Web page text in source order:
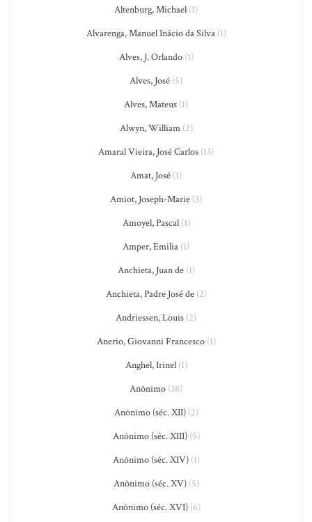
Altenburg, Michael (1)
Alvarenga, Manuel Inácio da Silva(1)
Alves, J. Orlando(1)
Alves, José (5)
Alves, Mateus (1)
Alwyn, William(2)
Amaral Vieira, José Carlos (13)
Amat, José (1)
Amiot, Joseph-Marie (3)
Amoyel, Pascal(1)
Amper, Emilia (1)
Anchieta, Juan de(1)
Anchieta, Padre José de(2)
Andriessen, Louis (2)
Anerio, Giovanni Francesco(1)
Anghel, Irinel(1)
Anônimo (38)
Anônimo (séc. XII)(2)
Anônimo (séc. XIII)(5)
Anônimo (séc. XIV)(1)
Anônimo (séc. XV)(5)
Anônimo (séc. XVI)(6)